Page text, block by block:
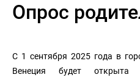
Опрос
С 1 сентября 2025 года в
Венеция будет